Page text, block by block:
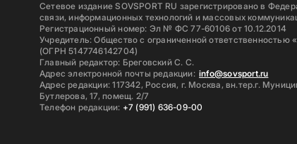
Сетевое издание SOVSPORT RU зарегистрировано в
связи, информационных технологий и массовых
Регистрационный номер: Эл № ФС 77-60106 от 10.12.2014
Учредитель: Общество с ограниченной ответственностью
(ОГРН 5147746142704)
Главный редактор: Бреговский С. С.
Адрес электронной почты редакции: info@sovsport.ru
Адрес редакции: 117342, Россия, г. Москва, вн.тер.г.
Бутлерова, 17, помещ. 2/7
Телефон редакции: +7 (991) 636-09-00